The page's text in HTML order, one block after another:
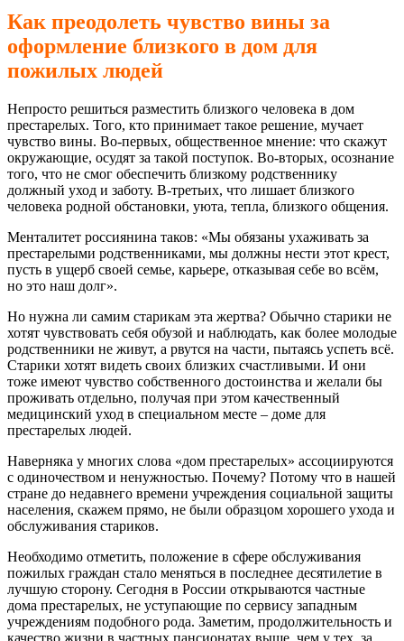
Как преодолеть чувство вины за
оформление близкого в дом для
пожилых людей
Непросто решиться разместить близкого человека в дом
престарелых. Того, кто принимает такое решение, мучает
чувство вины. Во-первых, общественное мнение: что скажут
окружающие, осудят за такой поступок. Во-вторых, осознание
того, что не смог обеспечить близкому родственнику
должный уход и заботу. В-третьих, что лишает близкого
человека родной обстановки, уюта, тепла, близкого общения.
Менталитет россиянина таков: «Мы обязаны ухаживать за
престарелыми родственниками, мы должны нести этот крест,
пусть в ущерб своей семье, карьере, отказывая себе во всём,
но это наш долг».
Но нужна ли самим старикам эта жертва? Обычно старики не
хотят чувствовать себя обузой и наблюдать, как более молодые
родственники не живут, а рвутся на части, пытаясь успеть всё.
Старики хотят видеть своих близких счастливыми. И они
тоже имеют чувство собственного достоинства и желали бы
проживать отдельно, получая при этом качественный
медицинский уход в специальном месте – доме для
престарелых людей.
Наверняка у многих слова «дом престарелых» ассоциируются
с одиночеством и ненужностью. Почему? Потому что в нашей
стране до недавнего времени учреждения социальной защиты
населения, скажем прямо, не были образцом хорошего ухода и
обслуживания стариков.
Необходимо отметить, положение в сфере обслуживания
пожилых граждан стало меняться в последнее десятилетие в
лучшую сторону. Сегодня в России открываются частные
дома престарелых, не уступающие по сервису западным
учреждениям подобного рода. Заметим, продолжительность и
качество жизни в частных пансионатах выше, чем у тех, за